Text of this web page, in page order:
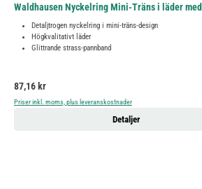
Waldhausen Nyckelring Mini-Träns i läder
Detaljtrogen nyckelring i mini-träns-design
Högkvalitativt läder
Glittrande strass-pannband
Ordinarie pris:
87,16 kr
Priser inkl. moms, plus leveranskostnader
Detaljer